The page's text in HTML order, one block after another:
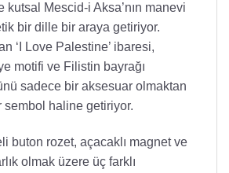
kutsal Mescid-i Aksa’nın manevi
bir dille bir araya getiriyor.
‘I Love Palestine’ ibaresi,
motifi ve Filistin bayrağı
sadece bir aksesuar olmaktan
sembol haline getiriyor.
buton rozet, açacaklı magnet ve
olmak üzere üç farklı